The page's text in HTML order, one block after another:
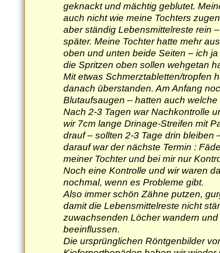
geknackt und mächtig geblutet.
auch nicht wie meine Tochters
aber ständig Lebensmittelreste rein
später. Meine Tochter hatte mehr
oben und unten beide Seiten – ich
die Spritzen oben sollen wehgetan
Mit etwas Schmerztabletten/tropfen
danach überstanden. Am Anfang
Blutaufsaugen – hatten auch
Nach 2-3 Tagen war Nachkontrolle
wir 7cm lange Drinage-Streifen mit
drauf – sollten 2-3 Tage drin bleiben
darauf war der nächste Termin :
meiner Tochter und bei mir nur
Noch eine Kontrolle und wir waren
nochmal, wenn es Probleme gibt.
Also immer schön Zähne putzen,
damit die Lebensmittelreste nicht
zuwachsenden Löcher wandern
beeinflussen.
Die ursprünglichen Röntgenbilder